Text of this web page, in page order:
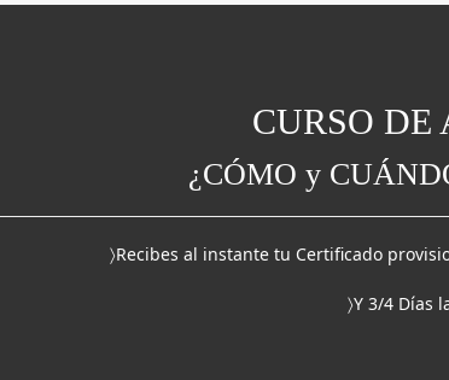
CURSO
¿CÓMO y
〉Recibes al instante tu Certificado
〉Y 3/4